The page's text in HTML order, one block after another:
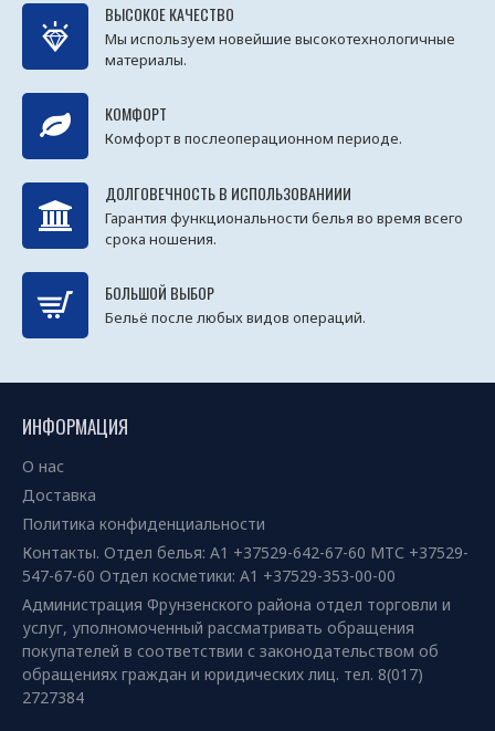
ВЫСОКОЕ КАЧЕСТВО
Мы используем новейшие высокотехнологичные
материалы.
КОМФОРТ
Комфорт в послеоперационном периоде.
ДОЛГОВЕЧНОСТЬ В ИСПОЛЬЗОВАНИИИ
Гарантия функциональности белья во время всего
срока ношения.
БОЛЬШОЙ ВЫБОР
Бельё после любых видов операций.
ИНФОРМАЦИЯ
О нас
Доставка
Политика конфиденциальности
Контакты. Отдел белья: А1 +37529-642-67-60 МТС +37529-
547-67-60 Отдел косметики: А1 +37529-353-00-00
Администрация Фрунзенского района отдел торговли и
услуг, уполномоченный рассматривать обращения
покупателей в соответствии с законодательством об
обращениях граждан и юридических лиц. тел. 8(017)
2727384